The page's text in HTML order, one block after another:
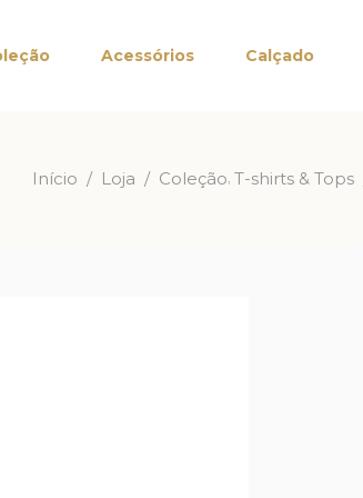
Acessórios Calçado
Início / Loja / Coleção T-shirts & Tops